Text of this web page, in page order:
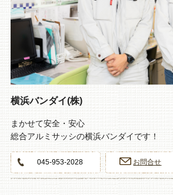
横浜バンダイ(株)
まかせて安全・安心
総合アルミサッシの横浜バンダイです！
045-953-2028 お問合せ